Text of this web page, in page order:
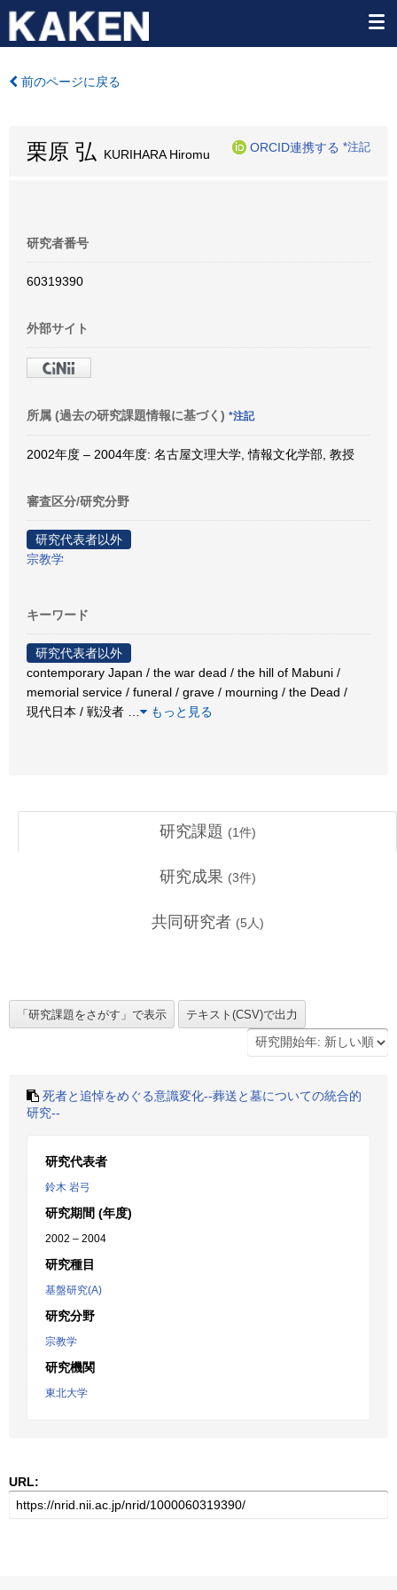
前のページに戻る
栗原 弘 KURIHARA Hiromu
ORCID連携する *注記
研究者番号
60319390
外部サイト
所属 (過去の研究課題情報に基づく) *注記
2002年度 – 2004年度: 名古屋文理大学, 情報文化学部, 教授
審査区分/研究分野
研究代表者以外
宗教学
キーワード
研究代表者以外
contemporary Japan / the war dead / the hill of Mabuni /
memorial service / funeral / grave / mourning / the Dead /
現代日本 / 戦没者
もっと見る
研究課題 (1件)
研究成果 (3件)
共同研究者 (5 人)
死者と追悼をめぐる意識変化--葬送と墓についての統合的
研究--
研究代表者
鈴木 岩弓
研究期間 (年度)
2002 – 2004
研究種目
基盤研究(A)
研究分野
宗教学
研究機関
東北大学
URL: